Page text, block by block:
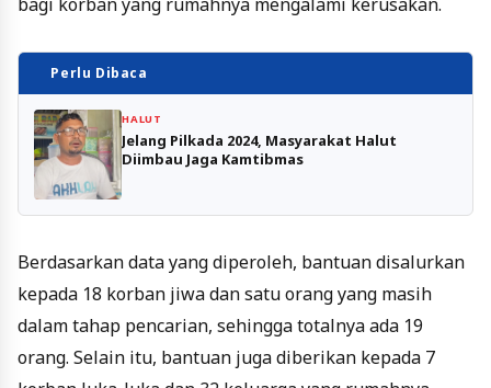
Perlu Dibaca
HALUT
Jelang Pilkada 2024, Masyarakat Halut
Diimbau Jaga Kamtibmas
Berdasarkan data yang diperoleh, bantuan disalurkan
kepada 18 korban jiwa dan satu orang yang masih
dalam tahap pencarian, sehingga totalnya ada 19
orang. Selain itu, bantuan juga diberikan kepada 7